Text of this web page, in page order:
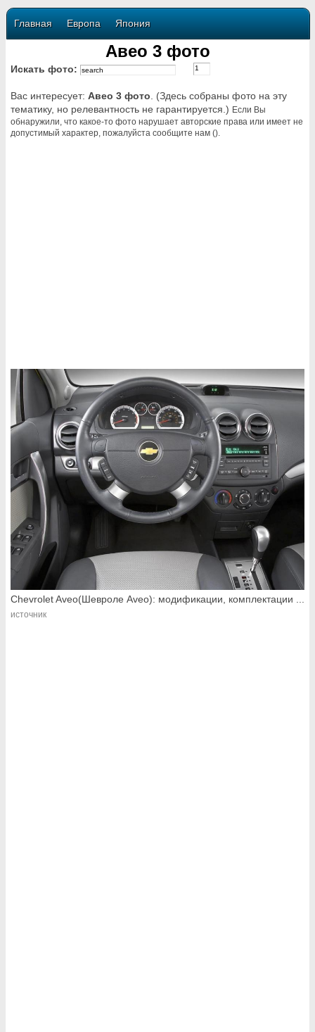
Главная Европа Япония
Авео 3 фото
Искать фото:
Вас интересует: Авео 3 фото . (Здесь собраны фото на эту
тематику, но релевантность не гарантируется.) Если Вы
обнаружили, что какое-то фото нарушает авторские права или имеет не
допустимый характер, пожалуйста сообщите нам ().
Chevrolet Aveo(Шевроле Aveo): модификации, комплектации ...
источник